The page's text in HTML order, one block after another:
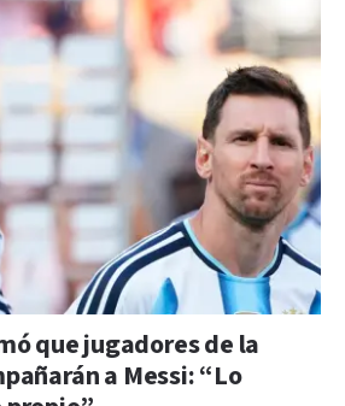
que jugadores de la
a Messi: “Lo